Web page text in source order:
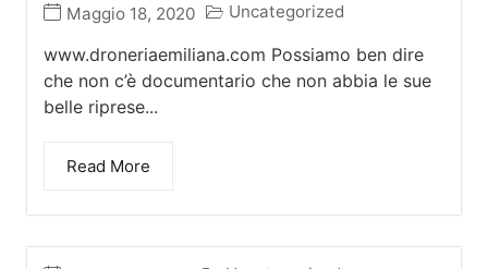
Maggio 18, 2020 Uncategorized
www.droneriaemiliana.com Possiamo ben dire
che non c’è documentario che non abbia le sue
belle riprese...
Read More